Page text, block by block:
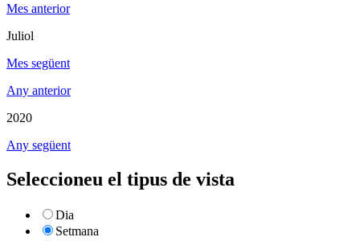
Mes anterior
Juliol
Mes següent
Any anterior
2020
Any següent
Seleccioneu el tipus de vista
Dia
Setmana